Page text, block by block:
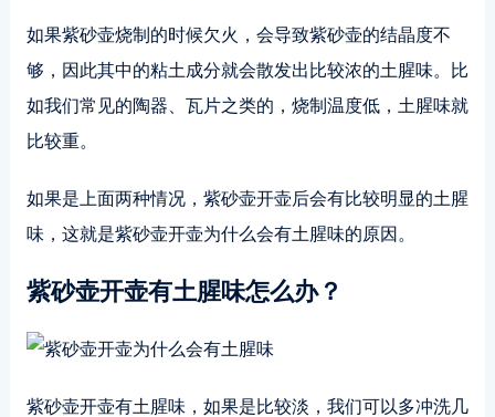
如果紫砂壶烧制的时候欠火，会导致紫砂壶的结晶度不
够，因此其中的粘土成分就会散发出比较浓的土腥味。比
如我们常见的陶器、瓦片之类的，烧制温度低，土腥味就
比较重。
如果是上面两种情况，紫砂壶开壶后会有比较明显的土腥
味，这就是紫砂壶开壶为什么会有土腥味的原因。
紫砂壶开壶有土腥味怎么办？
紫砂壶开壶有土腥味，如果是比较淡，我们可以多冲洗几